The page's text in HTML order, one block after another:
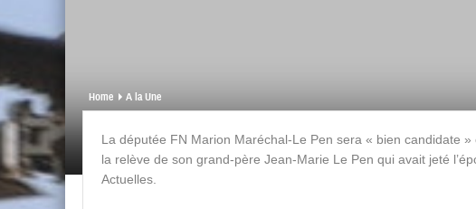
Home A la Une
La députée FN Marion Maréchal-Le Pen sera « bien candidate
la relève de son grand-père Jean-Marie Le Pen qui avait jeté
Actuelles.